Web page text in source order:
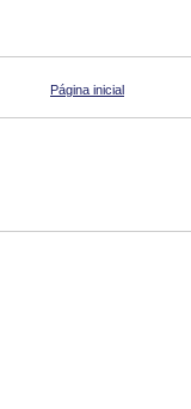
Página inicial